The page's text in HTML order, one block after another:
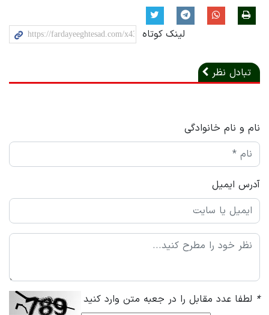
لینک کوتاه
تبادل نظر
نام و نام خانوادگی
آدرس ایمیل
* لطفا عدد مقابل را در جعبه متن وارد کنید